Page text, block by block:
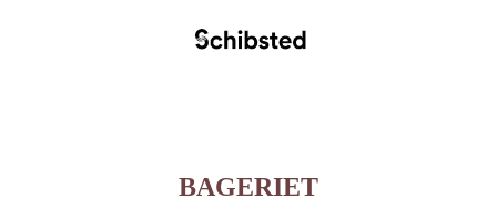
BAGERIET